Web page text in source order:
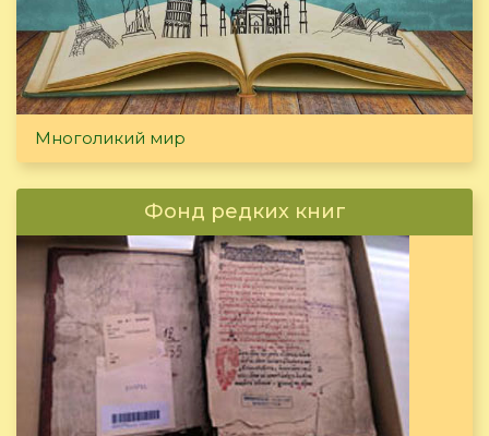
Многоликий мир
Фонд редких книг